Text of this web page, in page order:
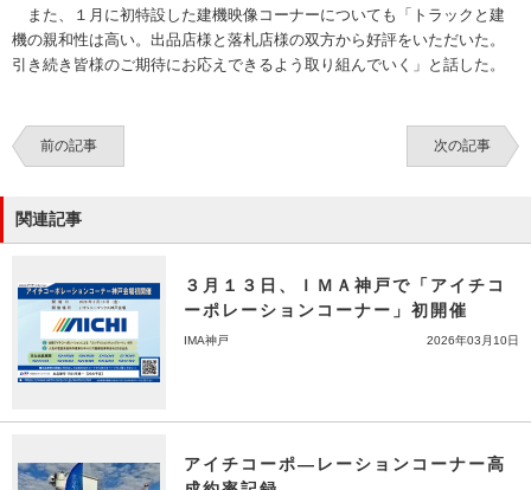
また、１月に初特設した建機映像コーナーについても「トラックと建
機の親和性は高い。出品店様と落札店様の双方から好評をいただいた。
引き続き皆様のご期待にお応えできるよう取り組んでいく」と話した。
前の記事 次の記事
関連記事
３月１３日、ＩＭＡ神戸で「アイチコ
ーポレーションコーナー」初開催
IMA神戸 2026年03月10日
アイチコーポ―レーションコーナー高